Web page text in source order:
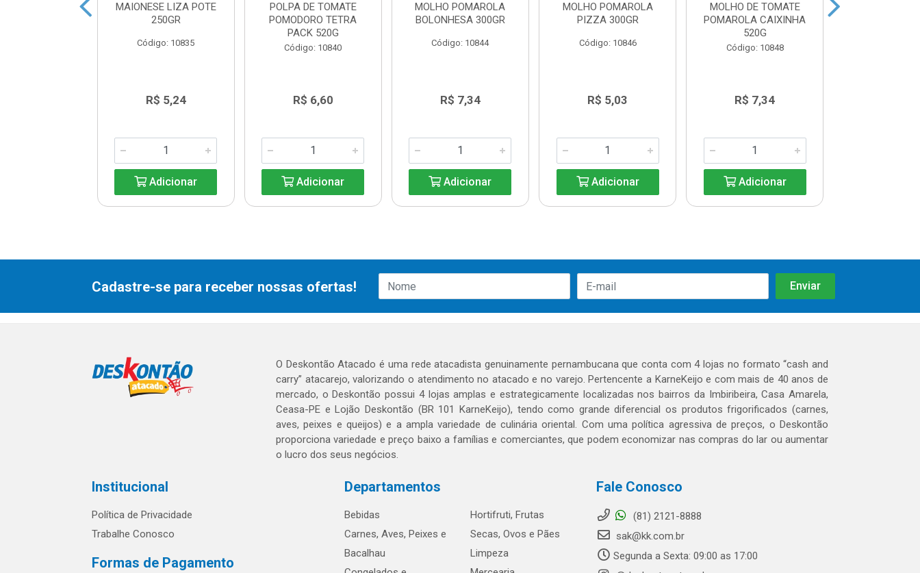
MAIONESE LIZA POTE
250GR
Código: 10835
R$ 5,24
Adicionar
POLPA DE TOMATE
POMODORO TETRA
PACK 520G
Código: 10840
R$ 6,60
Adicionar
MOLHO POMAROLA
BOLONHESA 300GR
Código: 10844
R$ 7,34
Adicionar
MOLHO POMAROLA
PIZZA 300GR
Código: 10846
R$ 5,03
Adicionar
MOLHO DE TOMATE
POMAROLA CAIXINHA
520G
Código: 10848
R$ 7,34
Adicionar
Cadastre-se para receber nossas ofertas!
O Deskontão Atacado é uma rede atacadista genuinamente pernambucana que conta com 4 lojas no formato “cash and
carry” atacarejo, valorizando o atendimento no atacado e no varejo. Pertencente a KarneKeijo e com mais de 40 anos de
mercado, o Deskontão possui 4 lojas amplas e estrategicamente localizadas nos bairros da Imbiribeira, Casa Amarela,
Ceasa-PE e Lojão Deskontão (BR 101 KarneKeijo), tendo como grande diferencial os produtos frigorificados (carnes,
aves, peixes e queijos) e a ampla variedade de culinária oriental. Com uma política agressiva de preços, o Deskontão
proporciona variedade e preço baixo a famílias e comerciantes, que podem economizar nas compras do lar ou aumentar
o lucro dos seus negócios.
Institucional
Política de Privacidade
Trabalhe Conosco
Formas de Pagamento
Departamentos
Bebidas
Carnes, Aves, Peixes e
Bacalhau
Hortifruti, Frutas
Secas, Ovos e Pães
Limpeza
Fale Conosco
(81) 2121-8888
sak@kk.com.br
Segunda a Sexta: 09:00 as 17:00